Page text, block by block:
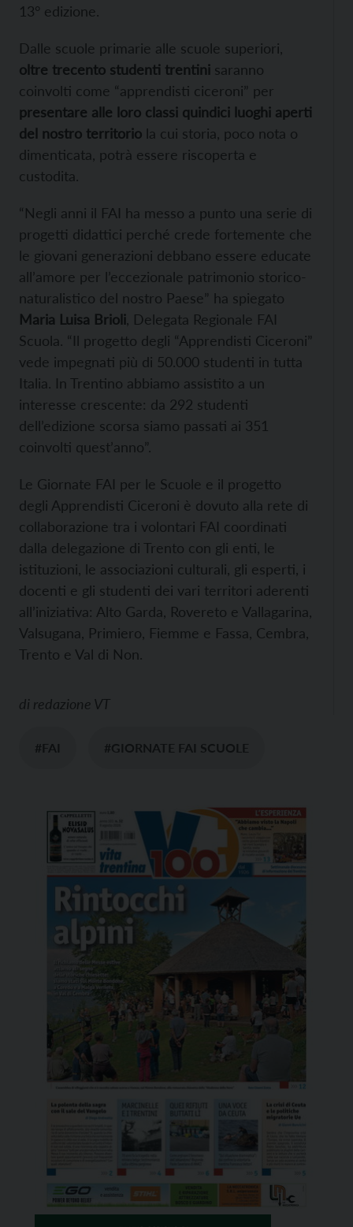
13° edizione.
Dalle scuole primarie alle scuole superiori,
oltre trecento studenti trentini saranno
coinvolti come “apprendisti ciceroni” per
presentare alle loro classi quindici luoghi aperti
del nostro territorio la cui storia, poco nota o
dimenticata, potrà essere riscoperta e
custodita.
“Negli anni il FAI ha messo a punto una serie di
progetti didattici perché crede fortemente che
le giovani generazioni debbano essere educate
all’amore per l’eccezionale patrimonio storico-
naturalistico del nostro Paese” ha spiegato
Maria Luisa Brioli , Delegata Regionale FAI
Scuola. “Il progetto degli “Apprendisti Ciceroni”
vede impegnati più di 50.000 studenti in tutta
Italia. In Trentino abbiamo assistito a un
interesse crescente: da 292 studenti
dell’edizione scorsa siamo passati ai 351
coinvolti quest’anno”.
Le Giornate FAI per le Scuole e il progetto
degli Apprendisti Ciceroni è dovuto alla rete di
collaborazione tra i volontari FAI coordinati
dalla delegazione di Trento con gli enti, le
istituzioni, le associazioni culturali, gli esperti, i
docenti e gli studenti dei vari territori aderenti
all’iniziativa: Alto Garda, Rovereto e Vallagarina,
Valsugana, Primiero, Fiemme e Fassa, Cembra,
Trento e Val di Non.
di redazione VT
#FAI #GIORNATE FAI SCUOLE